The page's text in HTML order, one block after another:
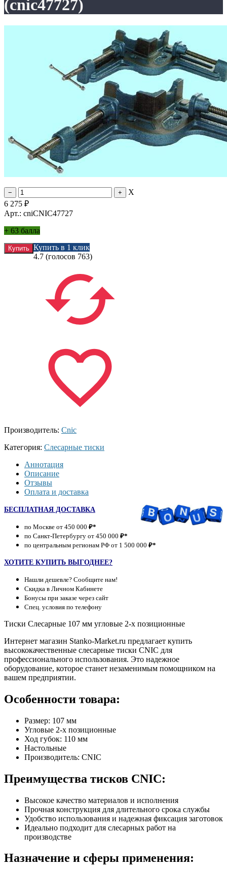
(cnic47727)
X
6 275 ₽
Арт.: cniCNIC47727
+ 63 балла
Купить в 1 клик
4.7 (голосов 763)
Производитель: Cnic
Категория: Слесарные тиски
Аннотация
Описание
Отзывы
Оплата и доставка
БЕСПЛАТНАЯ ДОСТАВКА
по Москве от 450 000 ₽*
по Санкт-Петербургу от 450 000 ₽*
по центральным регионам РФ от 1 500 000 ₽*
ХОТИТЕ КУПИТЬ ВЫГОДНЕЕ?
Нашли дешевле? Сообщите нам!
Скидка в Личном Кабинете
Бонусы при заказе через сайт
Спец. условия по телефону
Тиски Слесарные 107 мм угловые 2-х позиционные
Интернет магазин Stanko-Market.ru предлагает купить
высококачественные слесарные тиски CNIC для
профессионального использования. Это надежное
оборудование, которое станет незаменимым помощником на
вашем предприятии.
Особенности товара:
Размер: 107 мм
Угловые 2-х позиционные
Ход губок: 110 мм
Настольные
Производитель: CNIC
Преимущества тисков CNIC:
Высокое качество материалов и исполнения
Прочная конструкция для длительного срока службы
Удобство использования и надежная фиксация заготовок
Идеально подходит для слесарных работ на
производстве
Назначение и сферы применения: